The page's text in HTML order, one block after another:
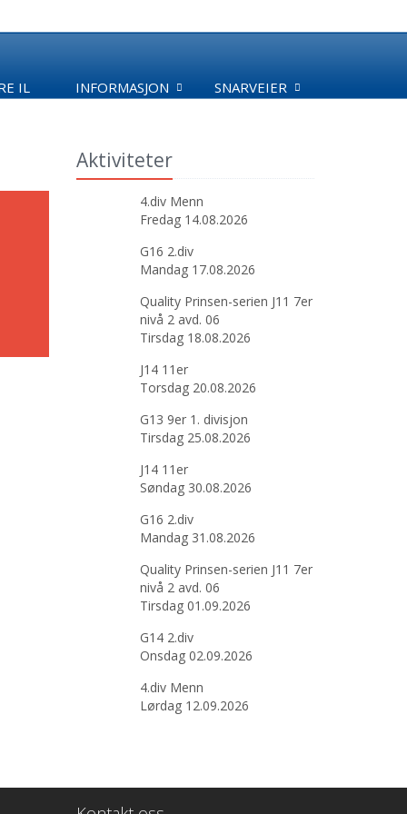
IL INFORMASJON SNARVEIER
Aktiviteter
4.div Menn
Fredag 14.08.2026
G16 2.div
Mandag 17.08.2026
Quality Prinsen-serien J11 7er
nivå 2 avd. 06
Tirsdag 18.08.2026
J14 11er
Torsdag 20.08.2026
G13 9er 1. divisjon
Tirsdag 25.08.2026
J14 11er
Søndag 30.08.2026
G16 2.div
Mandag 31.08.2026
Quality Prinsen-serien J11 7er
nivå 2 avd. 06
Tirsdag 01.09.2026
G14 2.div
Onsdag 02.09.2026
4.div Menn
Lørdag 12.09.2026